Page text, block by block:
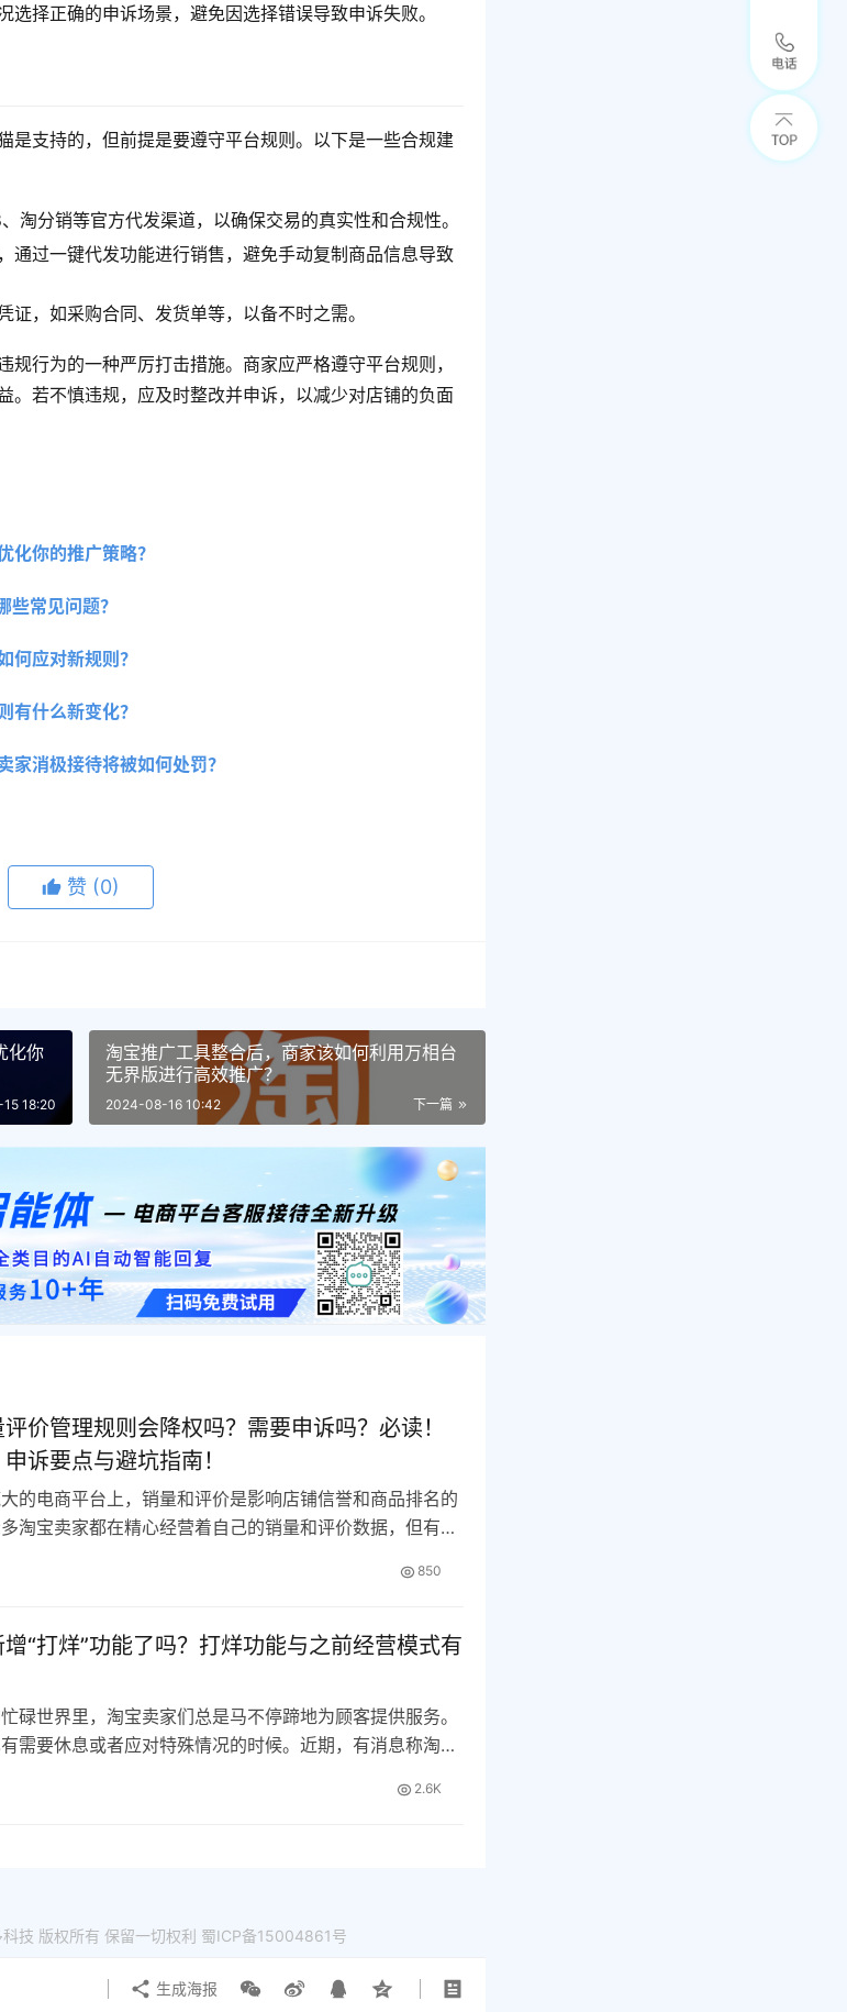
选择正确的申诉场景，避免因选择错误导致申诉失败。
是支持的，但前提是要遵守平台规则。以下是一些合规建
淘分销等官方代发渠道，以确保交易的真实性和合规性。
通过一键代发功能进行销售，避免手动复制商品信息导致
证，如采购合同、发货单等，以备不时之需。
行为的一种严厉打击措施。商家应严格遵守平台规则，
。若不慎违规，应及时整改并申诉，以减少对店铺的负面
化你的推广策略？
些常见问题？
何应对新规则？
有什么新变化？
家消极接待将被如何处罚？
赞 (0)
生成海报
化你
18:20
淘宝推广工具整合后，商家该如何利用万相台
无界版进行高效推广？
下一篇
2024-08-16 10:42
价管理规则会降权吗？需要申诉吗？必读！
诉要点与避坑指南！
的电商平台上，销量和评价是影响店铺信誉和商品排名的
淘宝卖家都在精心经营着自己的销量和评价数据，但有时
850
“打烊”功能了吗？打烊功能与之前经营模式有
碌世界里，淘宝卖家们总是马不停蹄地为顾客提供服务。
需要休息或者应对特殊情况的时候。近期，有消息称淘宝
2.6K
技 版权所有 保留一切权利 蜀ICP备15004861号